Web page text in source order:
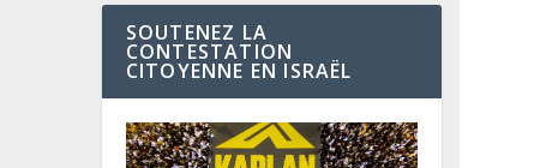
SOUTENEZ LA
CONTESTATION
CITOYENNE EN ISRAËL